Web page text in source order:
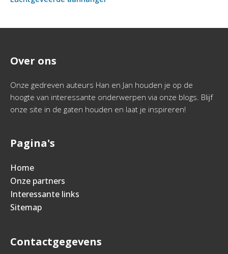
Over ons
Onze gedreven auteurs Han en Jan houden je op de
hoogte van interessante onderwerpen via onze blogs. Blijf
onze site in de gaten houden en laat je inspireren!
Pagina's
Home
Onze partners
Interessante links
Sitemap
Contactgegevens